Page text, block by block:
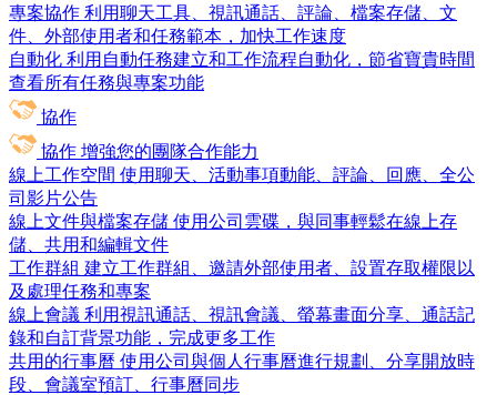
專案協作 利用聊天工具、視訊通話、評論、檔案存儲、文
件、外部使用者和任務範本，加快工作速度
自動化 利用自動任務建立和工作流程自動化，節省寶貴時間
查看所有任務與專案功能
協作
協作 增強您的團隊合作能力
線上工作空間 使用聊天、活動事項動能、評論、回應、全公
司影片公告
線上文件與檔案存儲 使用公司雲碟，與同事輕鬆在線上存
儲、共用和編輯文件
工作群組 建立工作群組、邀請外部使用者、設置存取權限以
及處理任務和專案
線上會議 利用視訊通話、視訊會議、螢幕畫面分享、通話記
錄和自訂背景功能，完成更多工作
共用的行事曆 使用公司與個人行事曆進行規劃、分享開放時
段、會議室預訂、行事曆同步